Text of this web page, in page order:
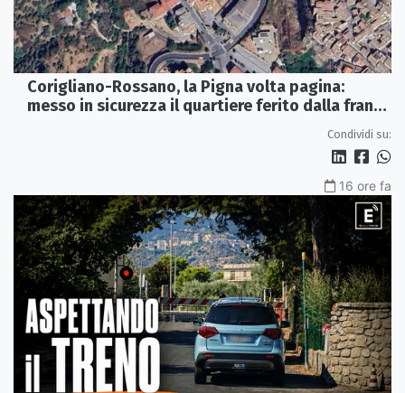
Corigliano-Rossano, la Pigna volta pagina:
messo in sicurezza il quartiere ferito dalla frana
Condividi su:
16 ore fa